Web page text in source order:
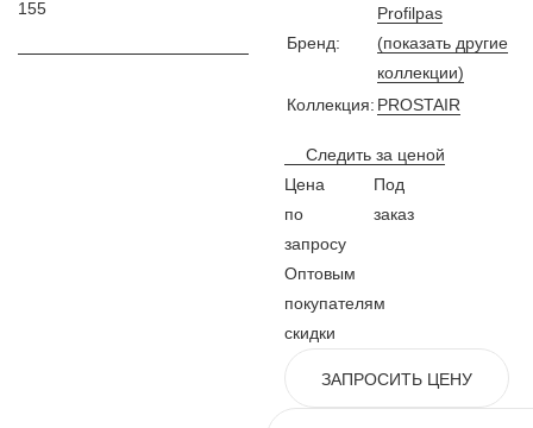
Бренд:
Profilpas
(показать другие
коллекции)
Коллекция: PROSTAIR
Следить за ценой
Цена
по
запросу
Оптовым
покупателям
скидки
Под
заказ
ЗАПРОСИТЬ ЦЕНУ